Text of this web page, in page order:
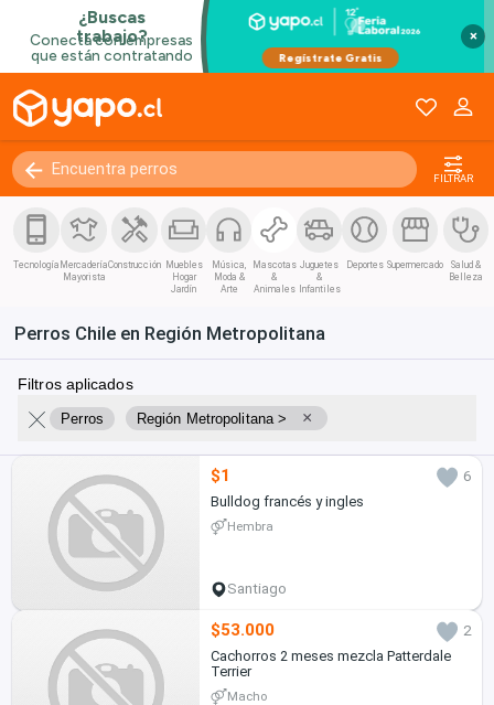
×
FILTRAR
Tecnología Mercadería
Mayorista
Construcción Muebles
Hogar
Jardín
Música,
Moda &
Arte
Mascotas
&
Animales
Juguetes
&
Infantiles
Deportes Supermercado
Salud &
Belleza
Perros Chile en Región Metropolitana
Filtros aplicados
Perros Región Metropolitana > ×
$1
6
Bulldog francés y ingles
Hembra
Santiago
$53.000
2
Cachorros 2 meses mezcla Patterdale
Terrier
Macho